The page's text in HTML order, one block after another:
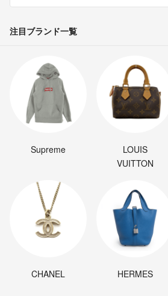
注目ブランド一覧
Supreme
LOUIS
VUITTON
CHANEL HERMES